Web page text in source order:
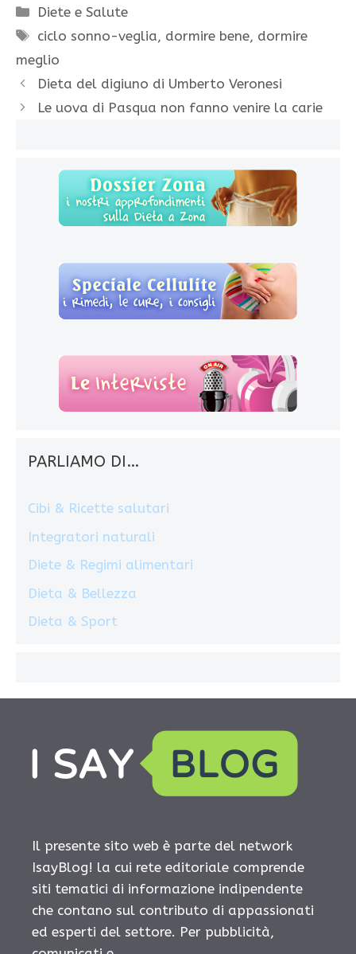
Categorie
Diete e Salute
Tag
ciclo sonno-veglia, dormire bene, dormire
meglio
Dieta del digiuno di Umberto Veronesi
Le uova di Pasqua non fanno venire la carie
PARLIAMO DI…
Cibi & Ricette salutari
Integratori naturali
Diete & Regimi alimentari
Dieta & Bellezza
Dieta & Sport
Il presente sito web è parte del network
IsayBlog! la cui rete editoriale comprende
siti tematici di informazione indipendente
che contano sul contributo di appassionati
ed esperti del settore. Per pubblicità,